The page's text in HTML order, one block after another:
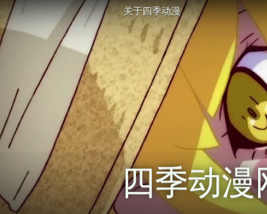
关于四季动漫
四季动漫